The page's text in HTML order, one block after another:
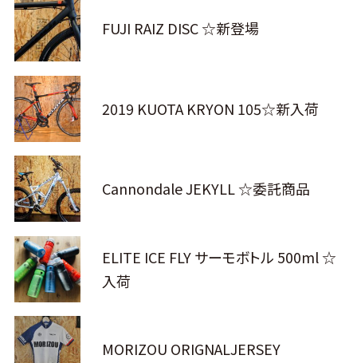
FUJI RAIZ DISC ☆新登場
2019 KUOTA KRYON 105☆新入荷
Cannondale JEKYLL ☆委託商品
ELITE ICE FLY サーモボトル 500ml ☆
入荷
MORIZOU ORIGNALJERSEY